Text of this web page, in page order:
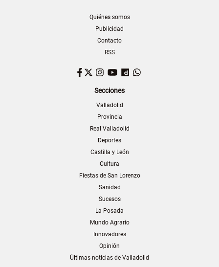
Quiénes somos
Publicidad
Contacto
RSS
Facebook
TwitterInstagram
YouTubeDailymotion
Secciones
Valladolid
Provincia
Real Valladolid
Deportes
Castilla y León
Cultura
Fiestas de San Lorenzo
Sanidad
Sucesos
La Posada
Mundo Agrario
Innovadores
Opinión
Últimas noticias de Valladolid